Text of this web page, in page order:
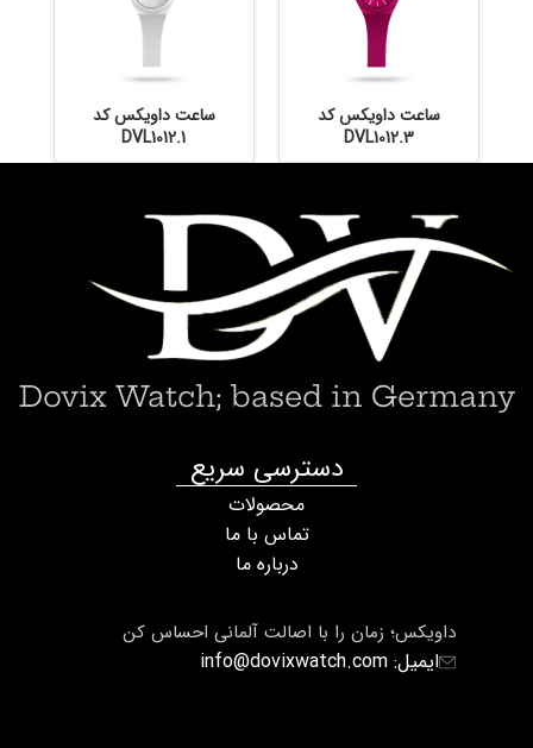
ساعت داویکس کد
DVL1012.3
ساعت داویکس کد
DVL1012.1
داویکس؛ زمان را با اصالت آلمانی احساس کن
ایمیل: info@dovixwatch.com
دسترسی سریع
محصولات
تماس با ما
درباره ما
Dovix Watch; based in Germany